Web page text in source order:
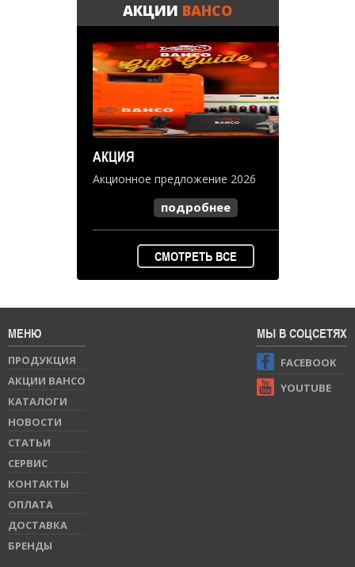
АКЦИИ BAHCO
АКЦИЯ
Акционное предложение 2026
подробнее
СМОТРЕТЬ ВСЕ
МЕНЮ
ПРОДУКЦИЯ
АКЦИИ BAHCO
КАТАЛОГИ
НОВОСТИ
СТАТЬИ
СЕРВИС
КОНТАКТЫ
ОПЛАТА
ДОСТАВКА
БРЕНДЫ
МЫ В СОЦСЕТЯХ
FACEBOOK
YOUTUBE